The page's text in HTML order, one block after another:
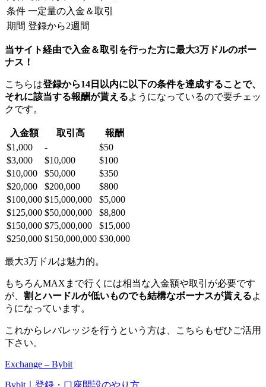
条件 一定量の入金＆取引
期間 登録から2週間
当サイト経由で入金＆取引を行った方に最大3万ドルのボー
ナス！
こちらは登録から14日以内に以下の条件を達成することで、
それに該当する報酬が貰えるようになっているので要チェッ
クです。
入金額 取引高
報酬
$1,000
-
$50
$3,000
$10,000
$100
$10,000
$50,000
$350
$20,000
$200,000
$800
$100,000 $15,000,000
$5,000
$125,000 $50,000,000
$8,800
$150,000 $75,000,000
$15,000
$250,000 $150,000,000 $30,000
最大3万ドルは魅力的。
もちろんMAXまで行くには相当な入金額や取引が必要です
が、 割とハードルが低いものでも結構なボーナスが貰えるよ
うになっています。
これからレバレッジを行うという方は、こちらもぜひご活用
下さい。
Exchange – Bybit